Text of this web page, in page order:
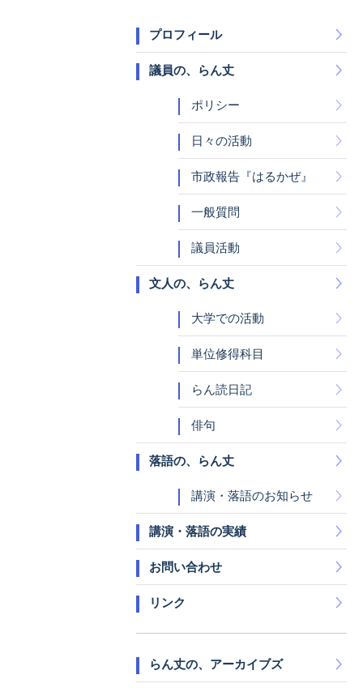
プロフィール
議員の、らん丈
ポリシー
日々の活動
市政報告『はるかぜ』
一般質問
議員活動
文人の、らん丈
大学での活動
単位修得科目
らん読日記
俳句
落語の、らん丈
講演・落語のお知らせ
講演・落語の実績
お問い合わせ
リンク
らん丈の、アーカイブズ